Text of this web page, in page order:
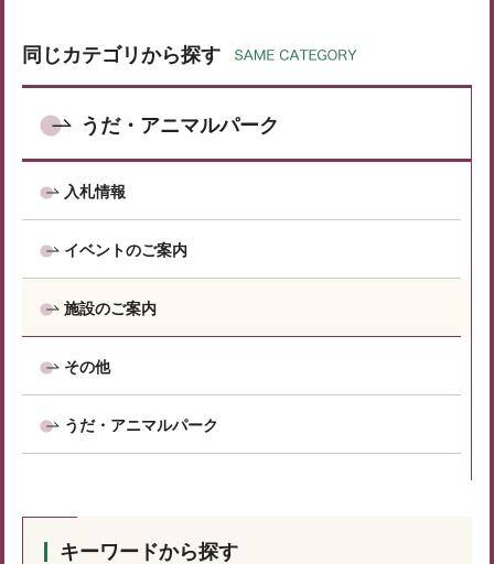
同じカテゴリから探す
うだ・アニマルパーク
入札情報
イベントのご案内
施設のご案内
その他
うだ・アニマルパーク
キーワードから探す